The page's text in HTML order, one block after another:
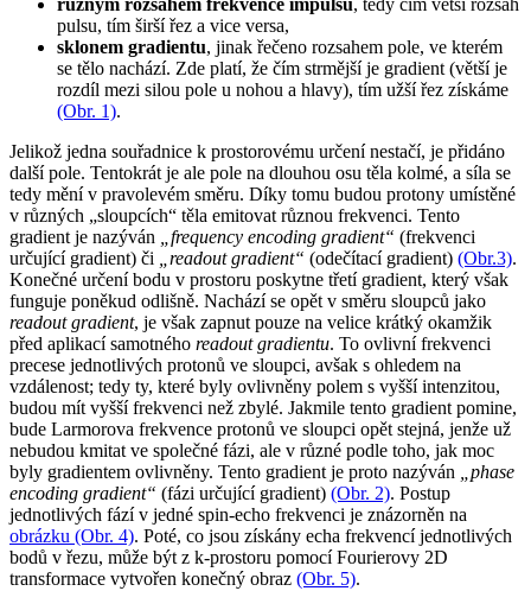
různým rozsahem frekvence impulsu, tedy čím větší rozsah
pulsu, tím širší řez a vice versa,
sklonem gradientu, jinak řečeno rozsahem pole, ve kterém
se tělo nachází. Zde platí, že čím strmější je gradient (větší je
rozdíl mezi silou pole u nohou a hlavy), tím užší řez získáme
(Obr. 1).
Jelikož jedna souřadnice k prostorovému určení nestačí, je přidáno
další pole. Tentokrát je ale pole na dlouhou osu těla kolmé, a síla se
tedy mění v pravolevém směru. Díky tomu budou protony umístěné
v různých „sloupcích“ těla emitovat různou frekvenci. Tento
gradient je nazýván
„frequency encoding gradient“ (frekvenci
určující gradient) či
„readout gradient“ (odečítací gradient) (Obr.3).
Konečné určení bodu v prostoru poskytne třetí gradient, který však
funguje poněkud odlišně. Nachází se opět v směru sloupců jako
readout gradient, je však zapnut pouze na velice krátký okamžik
před aplikací samotného readout gradientu. To ovlivní frekvenci
precese jednotlivých protonů ve sloupci, avšak s ohledem na
vzdálenost; tedy ty, které byly ovlivněny polem s vyšší intenzitou,
budou mít vyšší frekvenci než zbylé. Jakmile tento gradient pomine,
bude Larmorova frekvence protonů ve sloupci opět stejná, jenže už
nebudou kmitat ve společné fázi, ale v různé podle toho, jak moc
byly gradientem ovlivněny. Tento gradient je proto nazýván
„phase
encoding gradient“ (fázi určující gradient) (Obr. 2). Postup
jednotlivých fází v jedné spin-echo frekvenci je znázorněn na
obrázku (Obr. 4). Poté, co jsou získány echa frekvencí jednotlivých
bodů v řezu, může být z k-prostoru pomocí Fourierovy 2D
transformace vytvořen konečný obraz (Obr. 5).